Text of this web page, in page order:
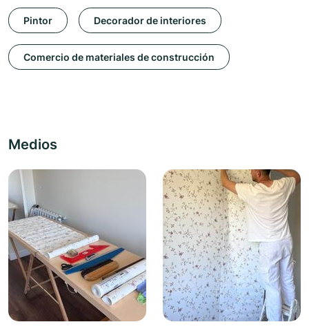
Pintor Decorador de interiores
Comercio de materiales de construcción
Medios